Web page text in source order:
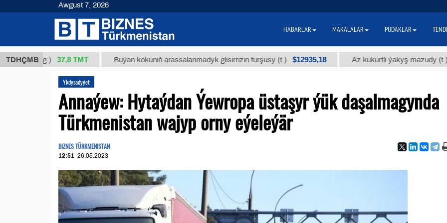
TDHÇMB
1 (kg.) 37,8 ТМТ Buýan köküniň arassalanmadyk glisirrizin turşusy (t.) $12935,18 Az kükürtli ýakyş mazudy (t.) $300
Ykdysadyýet
Annaýew: Hytaýdan Ýewropa üstaşyr ýük daşalmagynda
Türkmenistan wajyp orny eýeleýär
BIZNES TÜRKMENISTAN
12:51 26.05.2023
Awgust 7, 2026
HABARLAR MAKALALAR PUDAKLAR